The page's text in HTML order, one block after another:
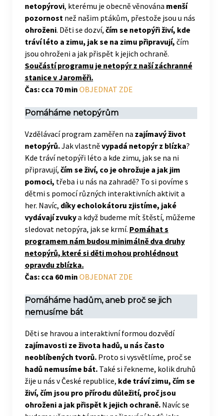
netopýrovi, kterému je obecně věnována menší
pozornost než našim ptákům, přestože jsou u nás
ohroženi. Děti se dozví, čím se netopýři živí, kde
tráví léto a zimu, jak se na zimu připravují, čím
jsou ohroženi a jak přispět k jejich ochraně.
Součástí programu je netopýr z naší záchranné
stanice v Jaroměři.
Čas: cca 70 min OBJEDNAT ZDE
Pomáháme netopýrům
Vzdělávací program zaměřen na zajímavý život
netopýrů.Jak vlastněvypadá netopýr z blízka?
Kde tráví netopýři léto a kde zimu, jak se na ni
připravují, čím se živí, co je ohrožuje a jak jim
pomoci, třeba i u nás na zahradě? To si povíme s
dětmi s pomocí různých interaktivních aktivit a
her. Navíc, díky echolokátoru zjistíme, jaké
vydávají zvukya když budeme mít štěstí, můžeme
sledovat netopýra, jak se krmí. Pomáhat s
programem nám budou minimálně dva druhy
netopýrů, které si děti mohou prohlédnout
opravdu zblízka.
Čas: cca 60 min OBJEDNAT ZDE
Pomáháme hadům, aneb proč se jich
nemusíme bát
Děti se hravou a interaktivní formou dozvědí
zajímavosti ze života hadů, u nás často
neoblíbených tvorů. Proto si vysvětlíme, proč se
hadů nemusíme bát.Také si řekneme, kolik druhů
žije u nás v České republice, kde tráví zimu, čím se
živí, čím jsou pro přírodu důležití, proč jsou
ohroženi a jak přispět k jejich ochraně. Navíc se